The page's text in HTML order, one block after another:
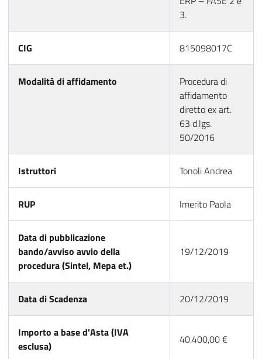
3.
CIG 815098017C
Modalità di affidamento
Procedura di
affidamento
diretto ex art.
63 d.lgs.
50/2016
Istruttori Tonoli Andrea
RUP Imerito Paola
Data di pubblicazione
bando/avviso avvio della
procedura (Sintel, Mepa et.)
19/12/2019
Data di Scadenza 20/12/2019
Importo a base d'Asta (IVA
esclusa)
40.400,00 €